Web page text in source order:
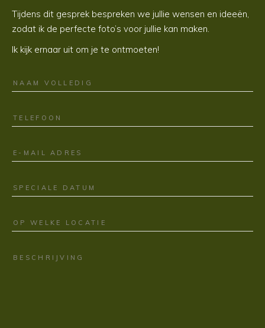
Tijdens dit gesprek bespreken we jullie wensen en ideeën,
zodat ik de perfecte foto’s voor jullie kan maken.
Ik kijk ernaar uit om je te ontmoeten!